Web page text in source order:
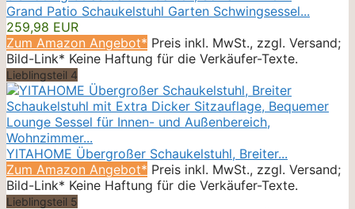
Grand Patio Schaukelstuhl Garten Schwingsessel...
259,98 EUR
Zum Amazon Angebot* Preis inkl. MwSt., zzgl. Versand;
Bild-Link* Keine Haftung für die Verkäufer-Texte.
Lieblingsteil 4
YITAHOME Übergroßer Schaukelstuhl, Breiter...
Zum Amazon Angebot* Preis inkl. MwSt., zzgl. Versand;
Bild-Link* Keine Haftung für die Verkäufer-Texte.
Lieblingsteil 5